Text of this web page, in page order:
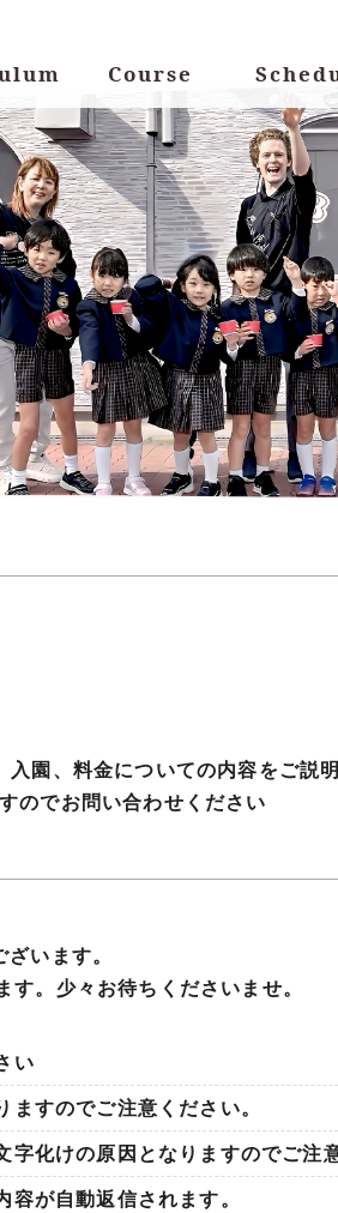
Course
園、料金についての内容をご説
のでお問い合わせください
います。
。少々お待ちくださいませ。
い
すのでご注意ください。
化けの原因となりますのでご注
が自動返信されます。